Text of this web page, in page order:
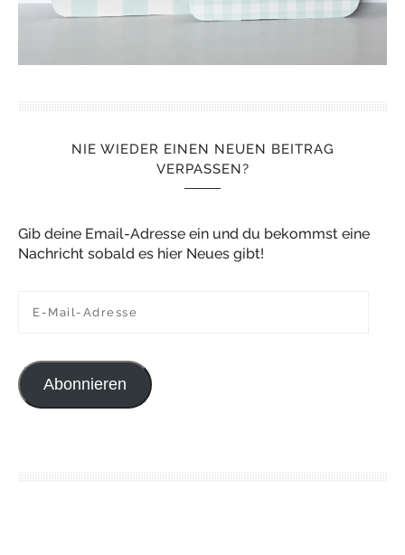
NIE WIEDER EINEN NEUEN BEITRAG
VERPASSEN?
Gib deine Email-Adresse ein und du bekommst eine
Nachricht sobald es hier Neues gibt!
Abonnieren